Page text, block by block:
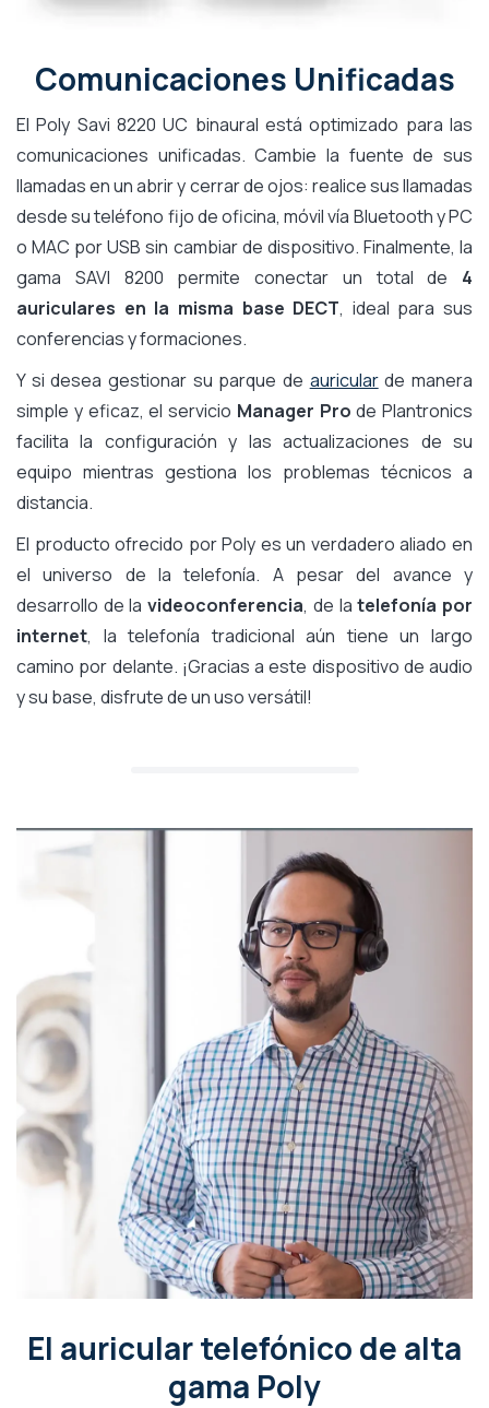
Comunicaciones Unificadas
El Poly Savi 8220 UC binaural está optimizado para las
comunicaciones unificadas. Cambie la fuente de sus
llamadas en un abrir y cerrar de ojos: realice sus llamadas
desde su teléfono fijo de oficina, móvil vía Bluetooth y PC
o MAC por USB sin cambiar de dispositivo. Finalmente, la
gama SAVI 8200 permite conectar un total de 4
auriculares en la misma base DECT, ideal para sus
conferencias y formaciones.
Y si desea gestionar su parque de auricularde manera
simple y eficaz, el servicio Manager Pro de Plantronics
facilita la configuración y las actualizaciones de su
equipo mientras gestiona los problemas técnicos a
distancia.
El producto ofrecido por Poly es un verdadero aliado en
el universo de la telefonía. A pesar del avance y
desarrollo de lavideoconferencia, de latelefonía por
internet, la telefonía tradicional aún tiene un largo
camino por delante. ¡Gracias a este dispositivo de audio
y su base, disfrute de un uso versátil!
El auricular telefónico de alta
gama Poly